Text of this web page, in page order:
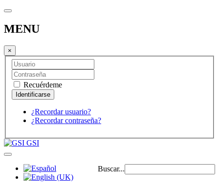
MENU
×
Recuérdeme
¿Recordar usuario?
¿Recordar contraseña?
GSI
Buscar...